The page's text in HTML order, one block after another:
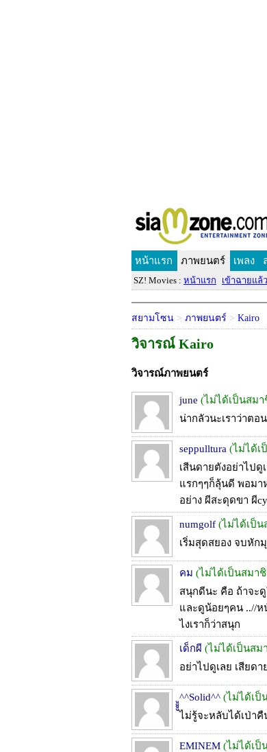
หน้าแรก ภาพยนตร์ เพลง
SZ! Movies : หน้าแรก เข้าฉายแล้
สยามโซน > ภาพยนตร์ > Kairo
วิจารณ์ Kairo
วิจารณ์ภาพยนตร์
june (ไม่ได้เป็นสมา
น่ากลัวนะเราว่าตอ
seppulltura (ไม่ได้เ
เสีนดายตังอย่าไปดู
แรกๆๆก็ลุ้นดี พอมา
อย่าง ผีสะดุดขา ผี
numgolf (ไม่ได้เป็น
เริ่มสุดสยอง จบหัก
คม (ไม่ได้เป็นสมา
สนุกดีนะ คือ ถ้าจะ
และดูน้อยๆคน ..//ห
ไงเราก็ว่าสนุก
เด็กผี (ไม่ได้เป็นสม
อย่าไปดูเลย เสียด
ูููู^^Solid^^ (ไม่ได้เป็
ไม่รู้จะหลับได้เป่าคื
EMINEM (ไม่ได้เป็